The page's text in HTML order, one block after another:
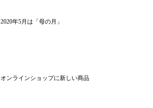
2020年5月は「母の月」
オンラインショップに新しい商品